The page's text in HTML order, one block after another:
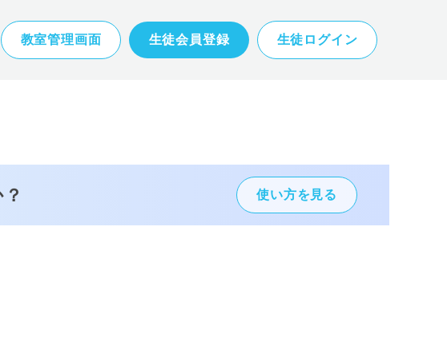
教室管理画面 生徒会員登録 生徒ログイン
使い方を見る